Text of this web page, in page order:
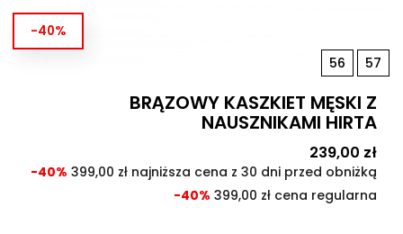
-40%
56 57
BRĄZOWY KASZKIET MĘSKI Z
NAUSZNIKAMI HIRTA
Cena
239,00 zł
-40% 399,00 zł najniższa cena z 30 dni przed obniżką
-40% 399,00 zł cena regularna